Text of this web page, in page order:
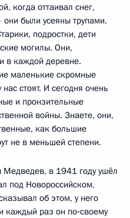
когда оттаивал снег,
были усеяны трупами.
подростки, дети
могилы. Они,
в каждой деревне.
маленькие скромные
стоят. И сегодня очень
и пронзительные
войны. Знаете, они,
как большие
не в меньшей степени.
в 1941 году ушёл
под Новороссийском,
об этом, у него
каждый раз он по‑своему